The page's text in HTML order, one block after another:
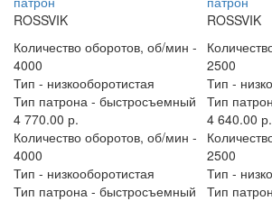
ROSSVIK
Количество оборотов, об/мин -
4000
Тип - низкооборотистая
Тип патрона - быстросъемный
4 770.00 р.
Количество оборотов, об/мин -
4000
Тип - низкооборотистая
Тип патрона - быстросъемный
ROSSVIK
2500
Тип -
Тип
4 640.00 р.
2500
Тип -
Тип